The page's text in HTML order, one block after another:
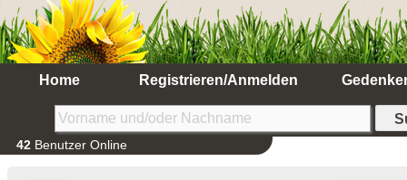
Home Registrieren/Anmelden
42 Benutzer Online